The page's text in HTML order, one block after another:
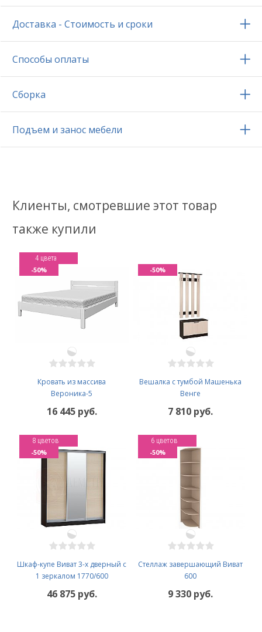
Доставка - Стоимость и сроки
Способы оплаты
Сборка
Подъем и занос мебели
Клиенты, смотревшие этот товар
также купили
Кровать из массива
Вероника-5
4 цвета
16 445 руб.
-50%
Вешалка с тумбой Машенька
Венге
7 810 руб.
-50%
Шкаф-купе Виват 3-х дверный с
1 зеркалом 1770/600
8 цветов
46 875 руб.
-50%
Стеллаж завершающий Виват
600
6 цветов
9 330 руб.
-50%